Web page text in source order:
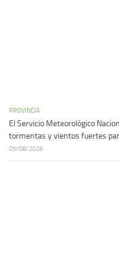
PROVINCIA
El Servicio Meteorológico
tormentas y vientos fuertes
05/08/2026